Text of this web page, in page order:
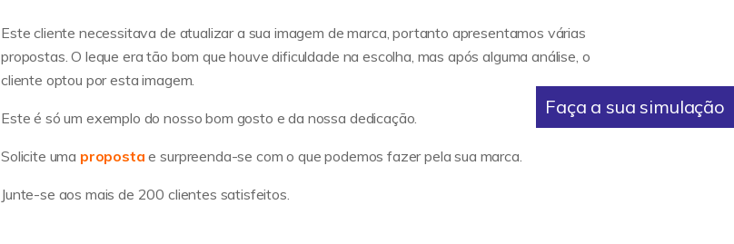
Faça a sua simulação
Este cliente necessitava de atualizar a sua imagem de marca, portanto apresentamos várias
propostas. O leque era tão bom que houve dificuldade na escolha, mas após alguma análise, o
cliente optou por esta imagem.
Este é só um exemplo do nosso bom gosto e da nossa dedicação.
Solicite uma proposta e surpreenda-se com o que podemos fazer pela sua marca.
Junte-se aos mais de 200 clientes satisfeitos.